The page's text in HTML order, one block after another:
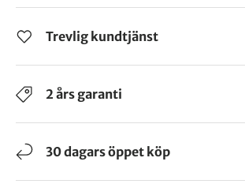
Trevlig kundtjänst
2 års garanti
30 dagars öppet köp